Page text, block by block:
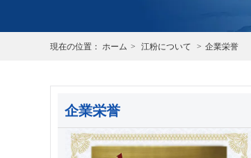
現在の位置： ホーム > 江粉について > 企業栄誉
企業栄誉